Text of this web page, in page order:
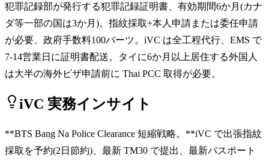
犯罪記録部が発行する犯罪記録証明書、有効期間6か月(カナ
ダ等一部の国は3か月)。指紋採取+本人申請または委任申請
が必要、政府手数料100バーツ。iVC は全工程代行、EMS で
7-14営業日に証明書配送。タイに6か月以上居住する外国人
は大半の海外ビザ申請前に Thai PCC 取得が必要。
iVC 実務インサイト
**BTS Bang Na Police Clearance 短縮戦略。**iVC で出張指紋
採取を予約(2日節約)、最新 TM30 で提出、最新パスポート